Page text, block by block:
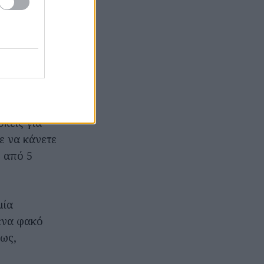
ποτέ
μία
για
να κάνετε
από 5
φακό